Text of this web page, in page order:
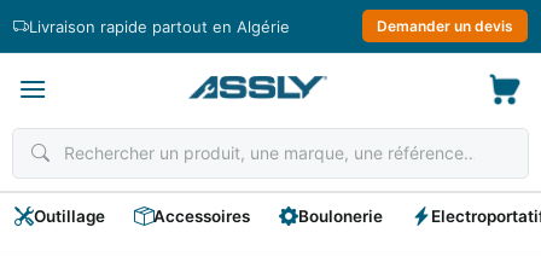
Livraison rapide partout en Algérie Demander un devis
Outillage Accessoires Boulonerie